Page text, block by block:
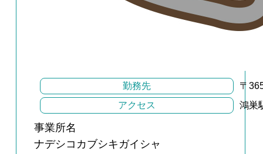
勤務先
〒
アクセス
鴻巣
事業所名
ナデシコカブシキガイシャ